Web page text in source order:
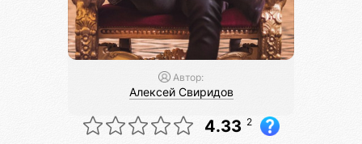
Автор:
Алексей Свиридов
4.33 2